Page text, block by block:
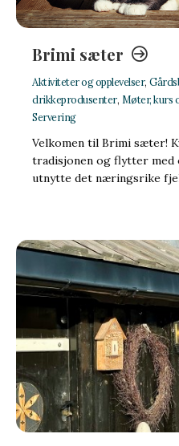
Brimi sæter
Aktiviteter og opplevelser,
drikkeprodusenter, Møter, kurs
Servering
Velkomen til Brimi sæter!
tradisjonen og flytter
utnytte det næringsrike